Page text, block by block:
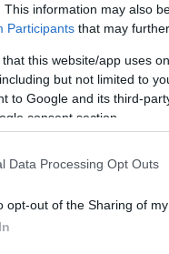
This information may also
Participants that may
that this website/app uses
but not limited to
to Google and its third-
consent section.
Data Processing Opt Outs
opt-out of the Sharing of
a felvezetéssel
a legelső
Átteleltem!